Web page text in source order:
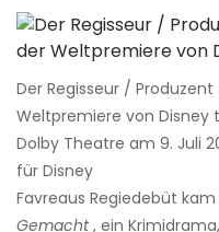
Der Regisseur /
Weltpremiere von Disney
Dolby Theatre am 9. Juli
für Disney
Favreaus Regiedebüt
Gemacht, ein